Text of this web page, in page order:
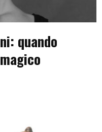
quando